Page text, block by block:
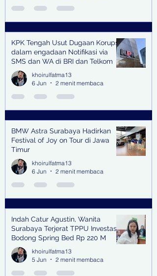
KPK Tengah Usut Dugaan Korupsi
dalam engadaan Notifikasi via
SMS dan WA di BRI dan Telkom
khoirulfatma13
6 Jun
2 menit membaca
BMW Astra Surabaya Hadirkan
Festival of Joy on Tour di Jawa
Timur
khoirulfatma13
6 Jun
2 menit membaca
Indah Catur Agustin, Wanita
Surabaya Terjerat TPPU Investasi
Bodong Spring Bed Rp 220 M
khoirulfatma13
5 Jun
2 menit membaca